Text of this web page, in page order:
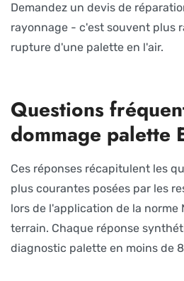
Demandez un devis de
rayonnage - c'est souvent plus
rupture d'une palette en l'air.
Questions
dommage palette
Ces réponses récapitulent les
plus courantes posées par les
lors de l'application de la norme
terrain. Chaque réponse
diagnostic palette en moins de